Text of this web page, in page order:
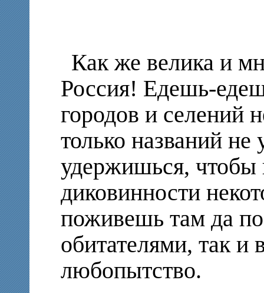
Как же велика и
Россия! Едешь-
городов и селений
только названий
удержишься, чтобы
диковинности
поживешь там да
обитателями, так и
любопытство.